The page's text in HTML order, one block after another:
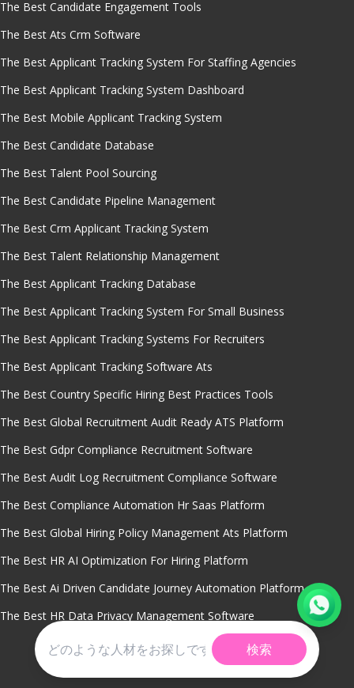
検索
The Best Candidate Engagement Tools
The Best Ats Crm Software
The Best Applicant Tracking System For Staffing Agencies
The Best Applicant Tracking System Dashboard
The Best Mobile Applicant Tracking System
The Best Candidate Database
The Best Talent Pool Sourcing
The Best Candidate Pipeline Management
The Best Crm Applicant Tracking System
The Best Talent Relationship Management
The Best Applicant Tracking Database
The Best Applicant Tracking System For Small Business
The Best Applicant Tracking Systems For Recruiters
The Best Applicant Tracking Software Ats
The Best Country Specific Hiring Best Practices Tools
The Best Global Recruitment Audit Ready ATS Platform
The Best Gdpr Compliance Recruitment Software
The Best Audit Log Recruitment Compliance Software
The Best Compliance Automation Hr Saas Platform
The Best Global Hiring Policy Management Ats Platform
The Best HR AI Optimization For Hiring Platform
The Best Ai Driven Candidate Journey Automation Platform
The Best HR Data Privacy Management Software